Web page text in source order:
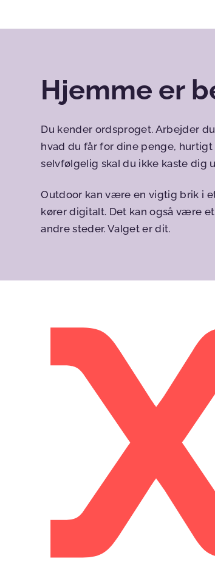
Hjemme er
Du kender ordsproget. Arbejder
hvad du får for dine penge,
selvfølgelig skal du ikke kaste dig
Outdoor kan være en vigtig brik i
kører digitalt. Det kan også være
andre steder. Valget er dit.